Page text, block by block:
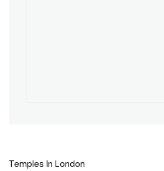
Temples In London